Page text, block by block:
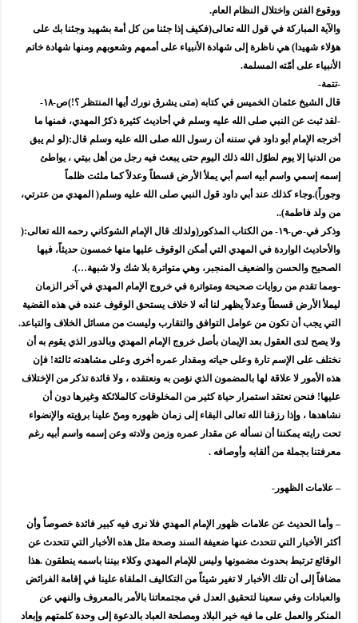
ووقوع الفتن واختلال النظام العام.
والآية المباركة في قول الله تعالى(فكيف إذا جئنا من كل أمة بشهيد وجئنا بك على
هؤلاء شهيدا) هي ناظرة إلى شهادة الأنبياء على أممهم وشعوبهم ومنها شهادة خاتم
الأنبياء على أمّته المسلمة.
-تتمة-
قال الشيخ عثمان الخميس في كتابه (متى يشرق نورك أيها المنتظر ؟!)ص-١٨-
-لقد ثبت عن النبي صلى الله عليه وسلم في أحاديث كثيرة ذكرُ المهدي، فمنها ما
أخرجه الإمام أبو داود في سننه أن رسول الله صلى الله عليه وسلم قال:(لو لم يبق
من الدنيا إلا يوم لطوّل الله ذلك اليوم حتى يبعث فيه رجل من أهل بيتي ، يواطئ
إسمه إسمي واسم أبيه اسم أبي يملأ الأرض قسطاً وعدلاً كما ملئت ظلماً
وجوراً).وجاء كذلك عند أبي داود قول النبي صلى الله عليه وسلم( المهدي من عترتي،
من ولد فاطمة)..
وذكر في-ص-١٩- من الكتاب المذكور(ولذلك قال الإمام الشوكاني رحمه الله تعالى:(
والأحاديث الواردة في المهدي التي أمكن الوقوف عليها منها خمسون حديثاً، فيها
الصحيح والحسن والضعيف المنجبر، وهي متواترة بلا شك ولا شبهة…).
-ومما تقدم من روايات صحيحة ومتواترة في خروج الإمام المهدي في آخر الزمان
ليملأ الأرض قسطاً وعدلاً يظهر لنا أنه لا خلاف يستحق الوقوف عنده في هذه القضية
التي يجب أن تكون من عوامل التوافق والتقارب وليست من مسائل الخلاف والتباعد.
ولا يصح لدى العقول بعد الإيمان بأصل خروج الإمام المهدي وبالدور الذي يقوم به أن
نختلف على الإسم تارة وعلى حياته ومقدار عمره أخرى وعلى مشاهدته ثالثة! فإن
هذه الأمور لا علاقة لها بالمضمون الذي نؤمن به ونعتقده ، ولا فائدة تذكر من الإختلاف
عليها! فنحن نعتقد استمرار حياة كثير من المخلوقات كالملائكة وغيرها دون أن
نشاهدها ، وإذا رزقنا الله تعالى البقاء إلى زمان ظهوره ومنّ علينا برؤيته والإنضواء
تحت رايته يمكننا أن نسأله عن مقدار عمره وزمن ولادته وعن إسمه واسم أبيه رغم
معرفتنا بجملة من ألقابه وأوصافه .
– علامات الظهور-
– وأما الحديث عن علامات ظهور الإمام المهدي فلا نرى فيه كبير فائدة خصوصاً وأن
أكثر الأخبار التي تتحدث عنها ضعيفة السند وصحة مثل هذه الأخبار التي تتحدث عن
الوقائع ترتبط بحدوث مضمونها وليس للإمام المهدي وكلاء بيننا باسمه ينطقون .هذا
مضافاً إلى أن تلك الأخبار لا تغير شيئاً من التكاليف الملقاة علينا في إقامة الفرائض
والعبادات وفي سعينا لتحقيق العدل في مجتمعاتنا بالأمر بالمعروف والنهي عن
المنكر والعمل على ما فيه خير البلاد ومصلحة العباد بالدعوة إلى وحدة كلمتهم وإبعاد